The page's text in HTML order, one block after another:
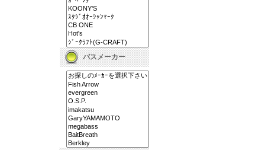
バスメーカー